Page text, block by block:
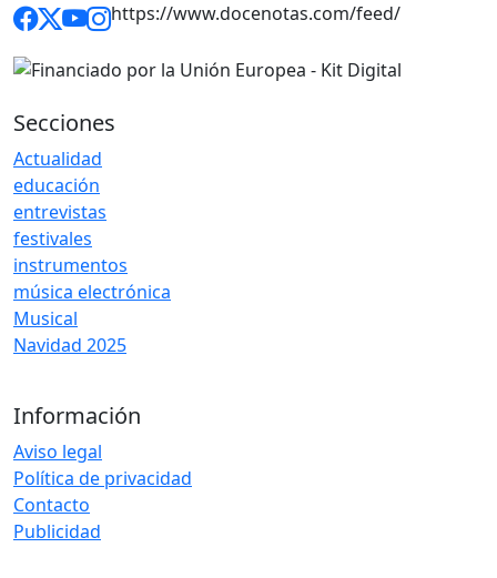
https://www.docenotas.com/feed/
Secciones
Actualidad
educación
entrevistas
festivales
instrumentos
música electrónica
Musical
Navidad 2025
Información
Aviso legal
Política de privacidad
Contacto
Publicidad